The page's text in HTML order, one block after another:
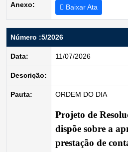
Anexo: Baixar Ata
Número :5/2026
Data: 11/07/2026
Descrição:
Pauta: ORDEM DO DIA
Projeto de
dispõe sobre a
prestação de